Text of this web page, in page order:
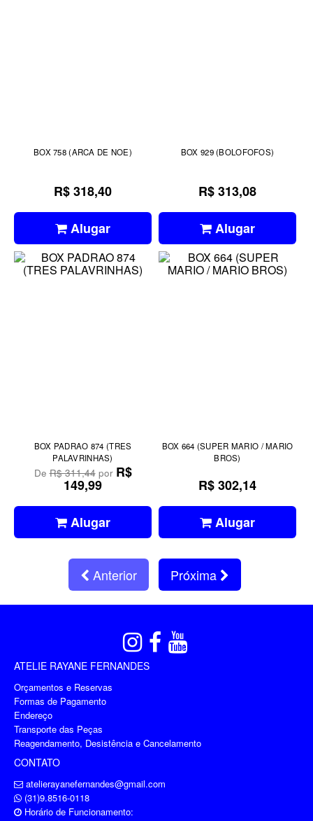
BOX 758 (ARCA DE NOE)
R$ 318,40
Alugar
BOX 929 (BOLOFOFOS)
R$ 313,08
Alugar
BOX PADRAO 874 (TRES
PALAVRINHAS)
DeR$ 311,44por R$
149,99
Alugar
BOX 664 (SUPER MARIO / MARIO
BROS)
R$ 302,14
Alugar
Anterior Próxima
ATELIE RAYANE FERNANDES
Orçamentos e Reservas
Formas de Pagamento
Endereço
Transporte das Peças
Reagendamento, Desistência e Cancelamento
CONTATO
atelierayanefernandes@gmail.com
(31)9.8516-0118
Horário de Funcionamento: